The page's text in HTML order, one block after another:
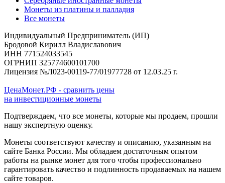
Монеты из платины и палладия
Все монеты
Индивидуальный Предприниматель (ИП)
Бродовой Кирилл Владиславович
ИНН 771524033545
ОГРНИП 325774600101700
Лицензия №Л023-00119-77/01977728 от 12.03.25 г.
ЦенаМонет.РФ - сравнить цены
на инвестиционные монеты
Подтверждаем, что все монеты, которые мы продаем, прошли
нашу экспертную оценку.
Монеты соответствуют качеству и описанию, указанным на
сайте Банка России. Мы обладаем достаточным опытом
работы на рынке монет для того чтобы профессионально
гарантировать качество и подлинность продаваемых на нашем
сайте товаров.